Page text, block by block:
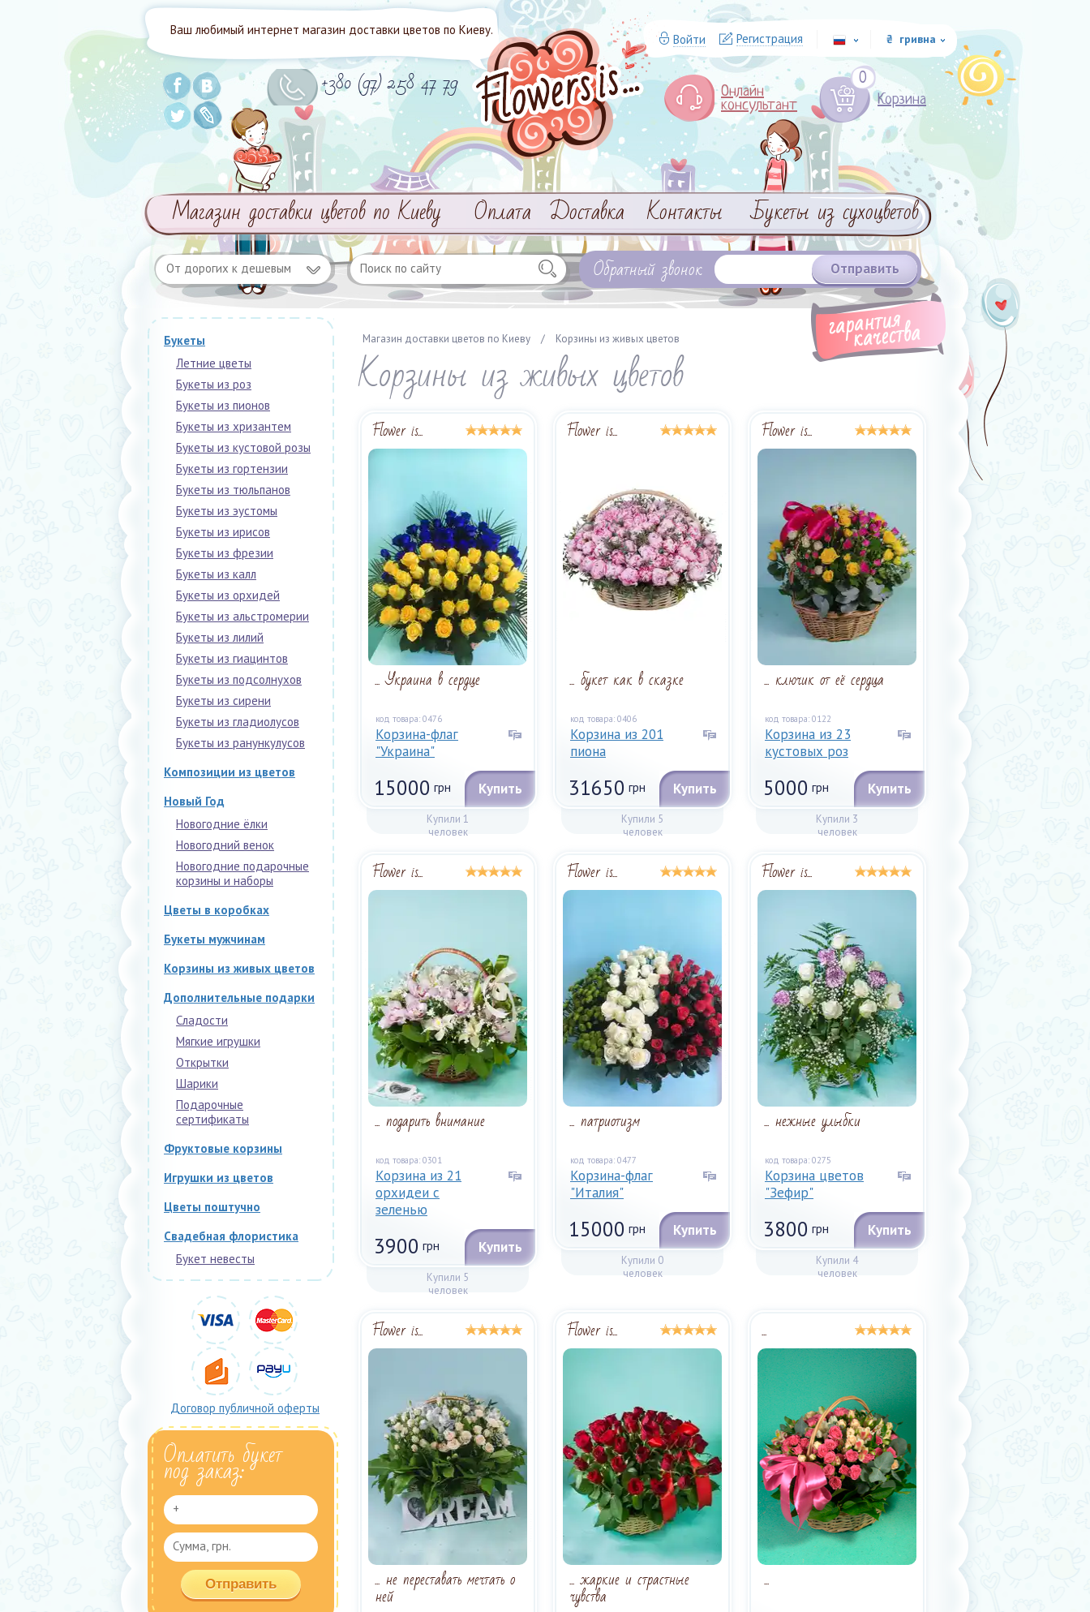
Ваш любимый интернет магазин доставки цветов по Киеву.
+380 (97) 258 47 79
Онлайн
консультант
Корзина
0
Войти
Регистрация
ru
₴ гривна
Магазин доставки цветов по Киеву Оплата Доставка Контакты Букеты из сухоцветов
От дорогих к дешевым Обратный звонок
Букеты
Летние цветы
Букеты из роз
Букеты из пионов
Букеты из хризантем
Букеты из кустовой розы
Букеты из гортензии
Букеты из тюльпанов
Букеты из эустомы
Букеты из ирисов
Букеты из фрезии
Букеты из калл
Букеты из орхидей
Букеты из альстромерии
Букеты из лилий
Букеты из гиацинтов
Букеты из подсолнухов
Букеты из сирени
Букеты из гладиолусов
Букеты из ранункулусов
Композиции из цветов
Новый Год
Новогодние ёлки
Новогодний венок
Новогодние подарочные
корзины и наборы
Цветы в коробках
Букеты мужчинам
Корзины из живых цветов
Дополнительные подарки
Сладости
Мягкие игрушки
Открытки
Шарики
Подарочные
сертификаты
Фруктовые корзины
Игрушки из цветов
Цветы поштучно
Свадебная флористика
Букет невесты
Договор публичной оферты
Оплатить букет
под заказ:
Магазин доставки цветов по Киеву / Корзины из живых цветов
Корзины из живых цветов
Купили 1
человек
Flower is...
... Украина в сердце
код товара: 0476
Корзина-флаг
"Украина"
15000 грн Купить
Купили 5
человек
Flower is...
... букет как в сказке
код товара: 0406
Корзина из 201
пиона
31650 грн Купить
Купили 3
человек
Flower is...
... ключик от её сердца
код товара: 0122
Корзина из 23
кустовых роз
5000 грн Купить
Купили 5
человек
Flower is...
... подарить внимание
код товара: 0301
Корзина из 21
орхидеи с
зеленью
3900 грн Купить
Купили 0
человек
Flower is...
... патриотизм
код товара: 0477
Корзина-флаг
"Италия"
15000 грн Купить
Купили 4
человек
Flower is...
... нежные улыбки
код товара: 0275
Корзина цветов
"Зефир"
3800 грн Купить
Flower is...
... не переставать мечтать о
ней
Flower is...
... жаркие и страстные
чувства
...
...